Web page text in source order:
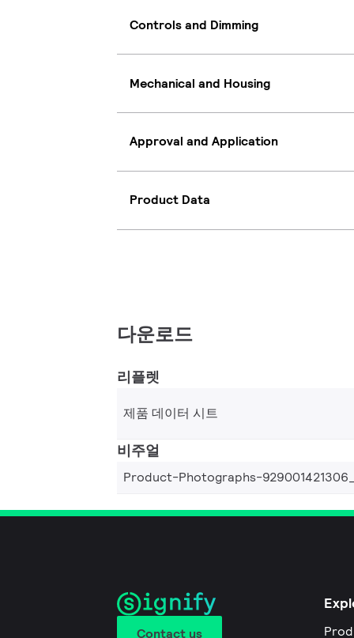
Controls and Dimming
Mechanical and Housing
Approval and Application
Product Data
다운로드
리플렛
제품 데이터 시트
비주얼
Product-Photographs-
Contact us